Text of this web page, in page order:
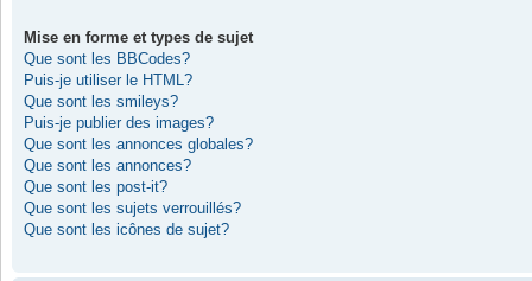
Mise en forme et types de sujet
Que sont les BBCodes?
Puis-je utiliser le HTML?
Que sont les smileys?
Puis-je publier des images?
Que sont les annonces globales?
Que sont les annonces?
Que sont les post-it?
Que sont les sujets verrouillés?
Que sont les icônes de sujet?